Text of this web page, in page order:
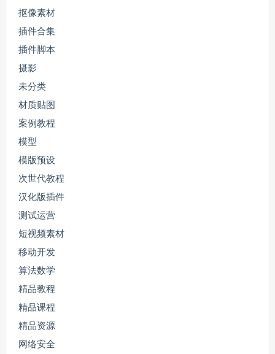
抠像素材
插件合集
插件脚本
摄影
未分类
材质贴图
案例教程
模型
模版预设
次世代教程
汉化版插件
测试运营
短视频素材
移动开发
算法数学
精品教程
精品课程
精品资源
网络安全